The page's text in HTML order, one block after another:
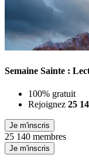
Semaine Sainte :
100% gratuit
Rejoignez 25
Je m'inscris
25 140 membres
Je m'inscris